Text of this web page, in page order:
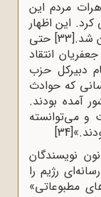
مردم این
کرد. این اظهار
شد.[33]
حتی
انتقاد
دبیرکل حزب
که حوادث
آمده بودند.
می‌توانسته
[34]
نویسندگان
رژیم را
مطبوعاتی»